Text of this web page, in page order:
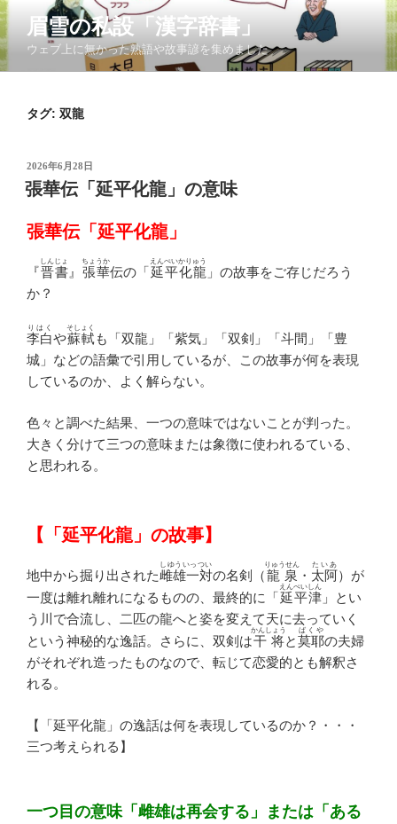
コ
ン
テ
ン
眉雪の私設「漢字辞書」
ウェブ上に無かった熟語や故事諺を集めました
タグ: 双龍
投
稿
日:
2026年6月28日
張華伝「延平化龍」の意味
張華伝「延平化龍」
『晋書
しんじょ
』 張華
ちょうか
伝の「 延平化龍
えんぺいかりゅう
」の故事をご存じだろう
か？
李白
りはく
や蘇軾
そしょく
も「双龍」「紫気」「双剣」「斗間」「豊
城」などの語彙で引用しているが、この故事が何を表現
しているのか、よく解らない。
色々と調べた結果、一つの意味ではないことが判った。
大きく分けて三つの意味または象徴に使われるている、
と思われる。
【「延平化龍」の故事】
地中から掘り出された雌雄一対
しゆういっつい
の名剣（龍泉
りゅうせん
・ 太阿
たいあ
）が
一度は離れ離れになるものの、最終的に「 延平津
えんぺいしん
」とい
う川で合流し、二匹の龍へと姿を変えて天に去っていく
という神秘的な逸話。さらに、双剣は干将
かんしょう
と莫耶
ばくや
の夫婦
がそれぞれ造ったものなので、転じて恋愛的とも解釈さ
れる。
【「延平化龍」の逸話は何を表現しているのか？・・・
三つ考えられる】
一つ目の意味「雌雄は再会する」または「ある